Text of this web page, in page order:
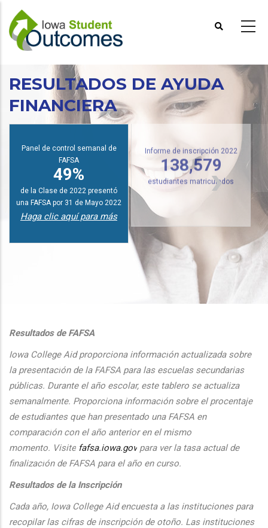
Pasar
contenido
principal
RESULTADOS DE AYUDA
FINANCIERA
Panel de control semanal de
FAFSA
49%
de la Clase de 2022 presentó
una FAFSA por 31 de Mayo 2022
Haga clic aquí para más
Informe de inscripción 2022
138,579
estudiantes matriculados
Resultados de FAFSA
Iowa College Aid proporciona información actualizada sobre
la presentación de la FAFSA para las escuelas secundarias
públicas. Durante el año escolar, este tablero se actualiza
semanalmente. Proporciona información sobre el procentaje
de estudiantes que han presentado una FAFSA en
comparación con el año anterior en el mismo
momento. Visite fafsa.iowa.gov para ver la tasa actual de
finalización de FAFSA para el año en curso.
Resultados de la Inscripción
Cada año, Iowa College Aid encuesta a las instituciones para
recopilar las cifras de inscripción de otoño. Las instituciones